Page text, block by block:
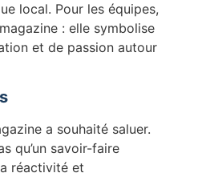
local. Pour les équipes,
: elle symbolise
et de passion autour
a souhaité saluer.
qu’un savoir-faire
réactivité et